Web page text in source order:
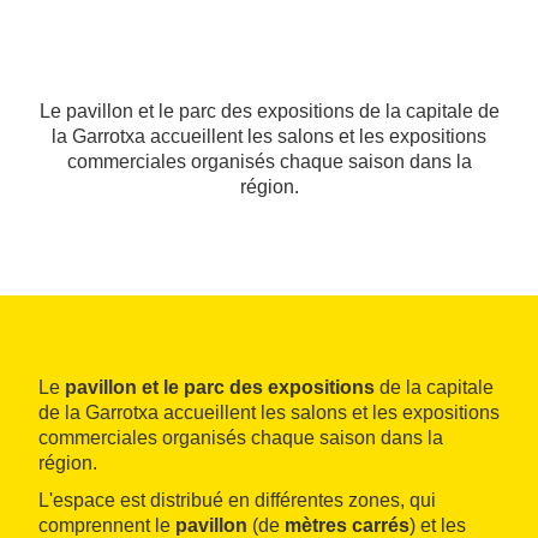
Le pavillon et le parc des expositions de la capitale de
la Garrotxa accueillent les salons et les expositions
commerciales organisés chaque saison dans la
région.
Le pavillon et le parc des expositions de la capitale
de la Garrotxa accueillent les salons et les expositions
commerciales organisés chaque saison dans la
région.
L'espace est distribué en différentes zones, qui
comprennent le pavillon (de mètres carrés) et les